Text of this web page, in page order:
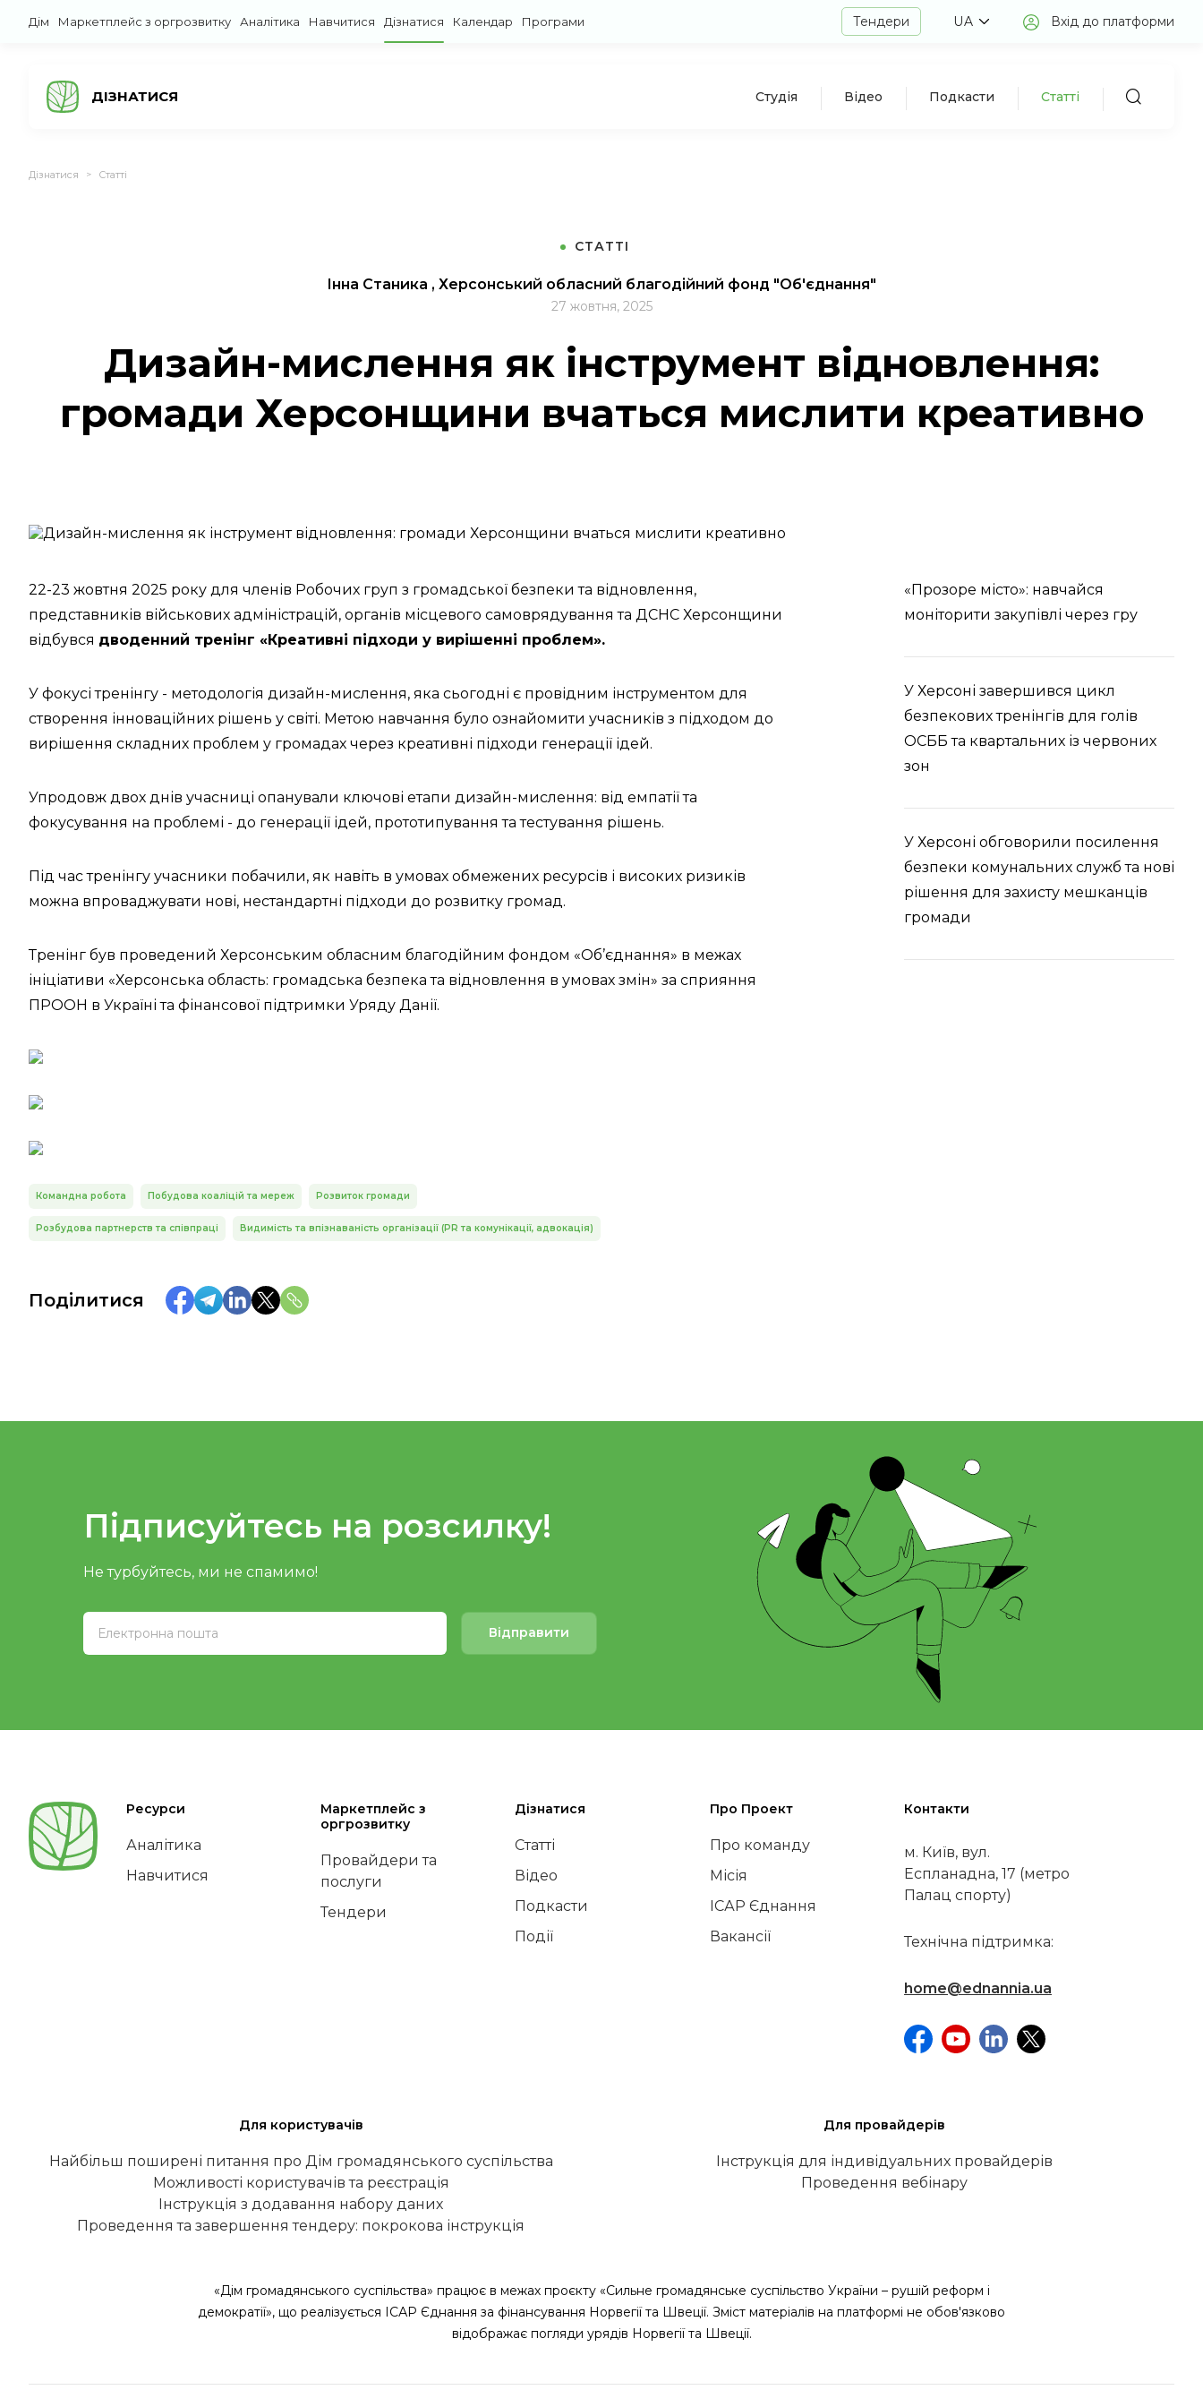
Дім Маркетплейс з оргрозвитку Аналітика Навчитися Дізнатися Календар Програми Тендери UA Вхід до платформи
ДІЗНАТИСЯ Студія Відео Подкасти Статті
Дізнатися > Статті
СТАТТІ
Інна Станика , Херсонський обласний благодійний фонд "Об'єднання"
27 жовтня, 2025
Дизайн-мислення як інструмент відновлення:
громади Херсонщини вчаться мислити креативно
22-23 жовтня 2025 року для членів Робочих груп з громадської безпеки та відновлення,
представників військових адміністрацій, органів місцевого самоврядування та ДСНС Херсонщини
відбувся дводенний тренінг «Креативні підходи у вирішенні проблем».
У фокусі тренінгу - методологія дизайн-мислення, яка сьогодні є провідним інструментом для
створення інноваційних рішень у світі. Метою навчання було ознайомити учасників з підходом до
вирішення складних проблем у громадах через креативні підходи генерації ідей.
Упродовж двох днів учасниці опанували ключові етапи дизайн-мислення: від емпатії та
фокусування на проблемі - до генерації ідей, прототипування та тестування рішень.
Під час тренінгу учасники побачили, як навіть в умовах обмежених ресурсів і високих ризиків
можна впроваджувати нові, нестандартні підходи до розвитку громад.
Тренінг був проведений Херсонським обласним благодійним фондом «Об’єднання» в межах
ініціативи «Херсонська область: громадська безпека та відновлення в умовах змін» за сприяння
ПРООН в Україні та фінансової підтримки Уряду Данії.
Командна робота Побудова коаліцій та мереж Розвиток громади
Розбудова партнерств та співпраці Видимість та впізнаваність організації (PR та комунікації, адвокація)
Поділитися
«Прозоре місто»: навчайся
моніторити закупівлі через гру
У Херсоні завершився цикл
безпекових тренінгів для голів
ОСББ та квартальних із червоних
зон
У Херсоні обговорили посилення
безпеки комунальних служб та нові
рішення для захисту мешканців
громади
Підписуйтесь на розсилку!
Не турбуйтесь, ми не спамимо!
Відправити
Ресурси
Аналітика
Навчитися
Маркетплейс з
оргрозвитку
Провайдери та
послуги
Тендери
Дізнатися
Статті
Відео
Подкасти
Події
Про Проект
Про команду
Місія
ІСАР Єднання
Вакансії
Контакти
м. Київ, вул.
Еспланадна, 17 (метро
Палац спорту)
Технічна підтримка:
home@ednannia.ua
Для користувачів
Найбільш поширені питання про Дім громадянського суспільства
Можливості користувачів та реєстрація
Інструкція з додавання набору даних
Проведення та завершення тендеру: покрокова інструкція
Для провайдерів
Інструкція для індивідуальних провайдерів
Проведення вебінару
«Дім громадянського суспільства» працює в межах проєкту «Сильне громадянське суспільство України – рушій реформ і
демократії», що реалізується ІСАР Єднання за фінансування Норвегії та Швеції. Зміст матеріалів на платформі не обов'язково
відображає погляди урядів Норвегії та Швеції.